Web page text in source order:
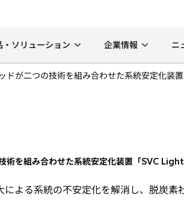
・ソリューション 企業情報 ニ
ドが二つの技術を組み合わせた系統安定化装
術を組み合わせた系統安定化装置「SVC
よる系統の不安定化を解消し、脱炭素